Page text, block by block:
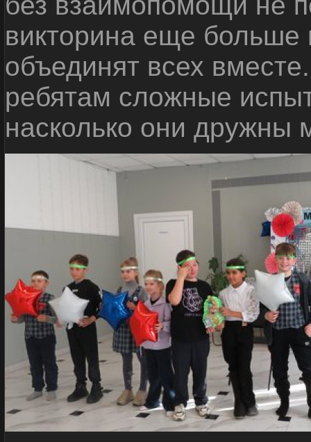
викторина еще
объединят всех
ребятам сложные
насколько они дружны